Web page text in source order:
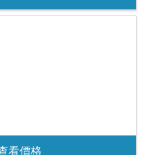
看價格